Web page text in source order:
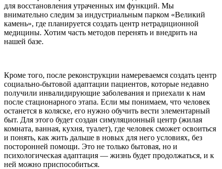
для восстановления утраченных им функций. Мы
внимательно следим за индустриальным парком «Великий
камень», где планируется создать центр нетрадиционной
медицины. Хотим часть методов перенять и внедрить на
нашей базе.
Кроме того, после реконструкции намереваемся создать центр
социально-бытовой адаптации пациентов, которые недавно
получили инвалидирующие заболевания и приехали к нам
после стационарного этапа. Если мы понимаем, что человек
останется в коляске, его нужно обучить вести элементарный
быт. Для этого будет создан симуляционный центр (жилая
комната, ванная, кухня, туалет), где человек сможет освоиться
и понять, как жить дальше в новых для него условиях, без
посторонней помощи. Это не только бытовая, но и
психологическая адаптация — жизнь будет продолжаться, и к
ней можно приспособиться.